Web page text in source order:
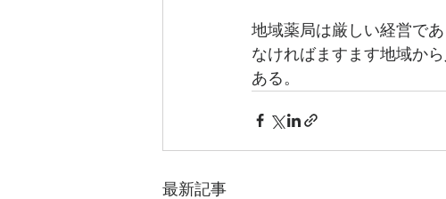
地域薬局は厳しい経営で
なければますます地域か
ある。
最新記事